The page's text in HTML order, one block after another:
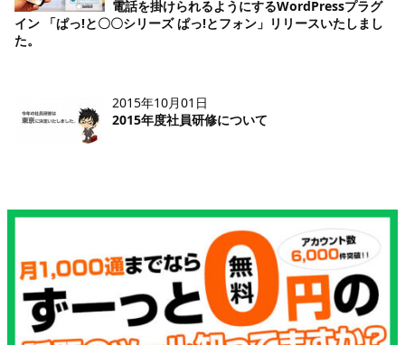
電話を掛けられるようにするWordPressプラグ
イン 「ぱっ!と〇〇シリーズ ぱっ!とフォン」リリースいたしまし
た。
2015年10月01日
2015年度社員研修について